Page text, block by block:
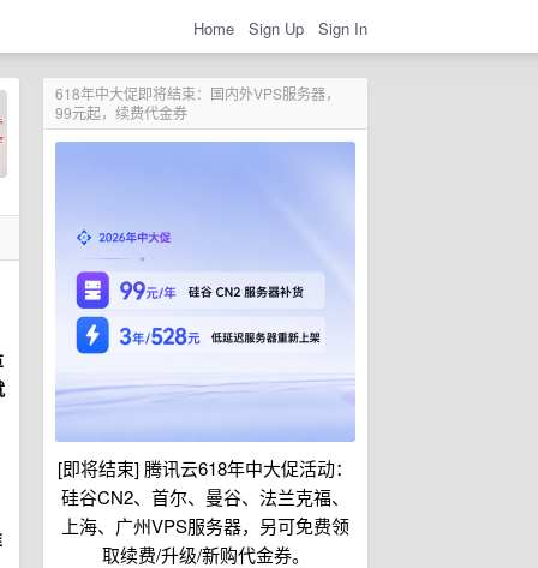
Home Sign Up Sign In
618年中大促即将结束：国内外VPS服务器，
99元起，续费代金券
[即将结束] 腾讯云618年中大促活动：
硅谷CN2、首尔、曼谷、法兰克福、
上海、广州VPS服务器，另可免费领
取续费/升级/新购代金券。